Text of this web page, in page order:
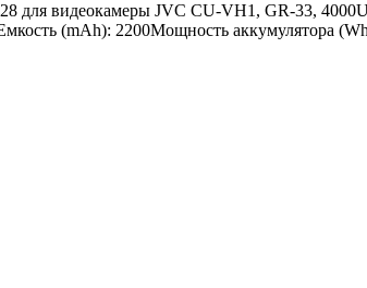
для видеокамеры JVC CU-VH1, GR-33,
(mAh): 2200Мощность аккумулятора